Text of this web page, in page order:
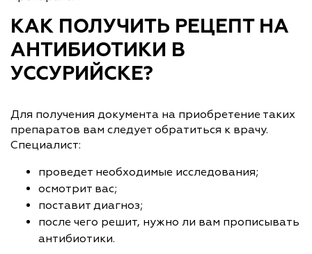
КАК ПОЛУЧИТЬ РЕЦЕПТ НА
АНТИБИОТИКИ В
УССУРИЙСКЕ?
Для получения документа на приобретение таких
препаратов вам следует обратиться к врачу.
Специалист:
проведет необходимые исследования;
осмотрит вас;
поставит диагноз;
после чего решит, нужно ли вам прописывать
антибиотики.